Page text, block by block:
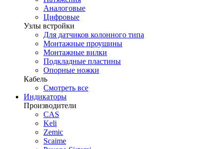
Аналоговые
Цифровые
Узлы встройки
Для датчиков колонного типа
Монтажные проушины
Монтажные вилки
Подкладные пластины
Опорные ножки
Кабель
Смотреть все
Индикаторы
Производители
CAS
Keli
Zemic
Scaime